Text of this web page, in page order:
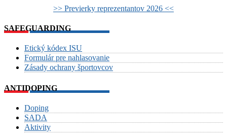
>> Previerky reprezentantov 2026 <<
SAFEGUARDING
Etický kódex ISU
Formulár pre nahlasovanie
Zásady ochrany športovcov
ANTIDOPING
Doping
SADA
Aktivity